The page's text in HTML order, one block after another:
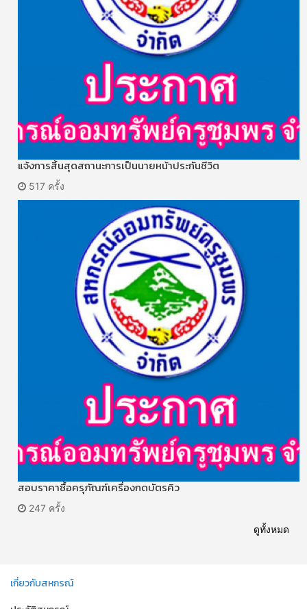
แจ้งการสิ้นสุดสถานะการเป็นนายหน้าประกันชีวิต
517 ครั้ง
สอบราคาซื้อครุภัณฑ์เครื่องกดบัตรคิว
247 ครั้ง
ดูทั้งหมด
เกี่ยวกับสหกรณ์